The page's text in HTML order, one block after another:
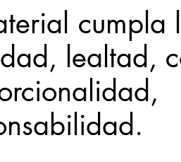
cumpla
lealtad,